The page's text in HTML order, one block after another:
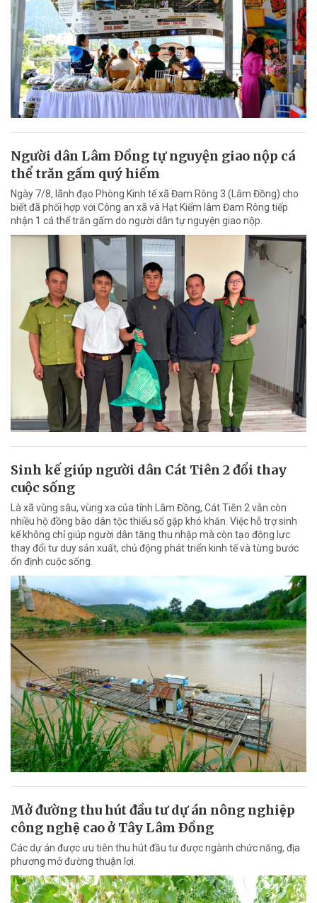
Người dân Lâm Đồng tự nguyện giao nộp cá
thể trăn gấm quý hiếm
Ngày 7/8, lãnh đạo Phòng Kinh tế xã Đam Rông 3 (Lâm Đồng) cho
biết đã phối hợp với Công an xã và Hạt Kiểm lâm Đam Rông tiếp
nhận 1 cá thể trăn gấm do người dân tự nguyện giao nộp.
Sinh kế giúp người dân Cát Tiên 2 đổi thay
cuộc sống
Là xã vùng sâu, vùng xa của tỉnh Lâm Đồng, Cát Tiên 2 vẫn còn
nhiều hộ đồng bào dân tộc thiểu số gặp khó khăn. Việc hỗ trợ sinh
kế không chỉ giúp người dân tăng thu nhập mà còn tạo động lực
thay đổi tư duy sản xuất, chủ động phát triển kinh tế và từng bước
ổn định cuộc sống.
Mở đường thu hút đầu tư dự án nông nghiệp
công nghệ cao ở Tây Lâm Ðồng
Các dự án được ưu tiên thu hút đầu tư được ngành chức năng, địa
phương mở đường thuận lợi.